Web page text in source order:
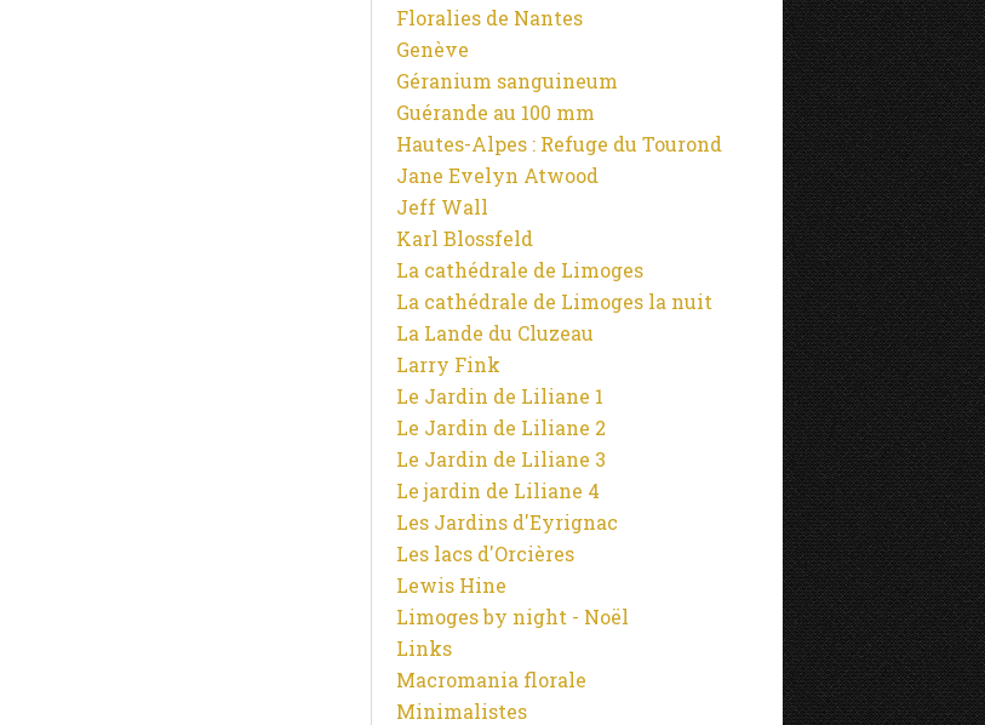
Floralies de Nantes
Genève
Géranium sanguineum
Guérande au 100 mm
Hautes-Alpes : Refuge du Tourond
Jane Evelyn Atwood
Jeff Wall
Karl Blossfeld
La cathédrale de Limoges
La cathédrale de Limoges la nuit
La Lande du Cluzeau
Larry Fink
Le Jardin de Liliane 1
Le Jardin de Liliane 2
Le Jardin de Liliane 3
Le jardin de Liliane 4
Les Jardins d'Eyrignac
Les lacs d'Orcières
Lewis Hine
Limoges by night - Noël
Links
Macromania florale
Minimalistes